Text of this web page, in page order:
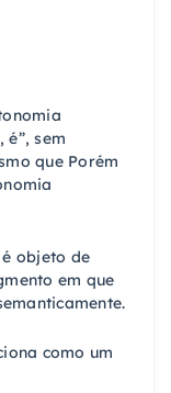
sem
que Porém
é objeto de
em que
como um